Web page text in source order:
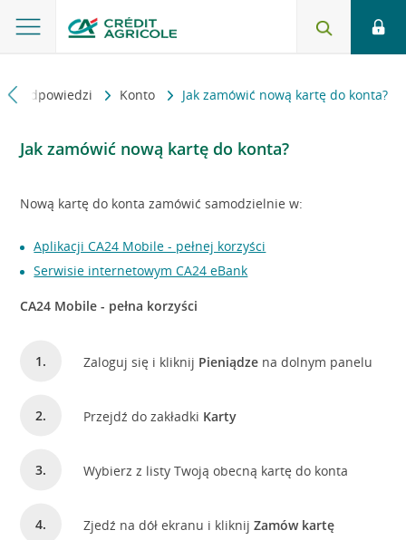
i odpowiedzi Konto Jak zamówić nową kartę do konta?
Jak zamówić nową kartę do konta?
Nową kartę do konta zamówić samodzielnie w:
Aplikacji CA24 Mobile - pełnej korzyści
Serwisie internetowym CA24 eBank
CA24 Mobile - pełna korzyści
Zaloguj się i kliknij Pieniądze na dolnym panelu
Przejdź do zakładki Karty
Wybierz z listy Twoją obecną kartę do konta
Zjedź na dół ekranu i kliknijZamów kartę